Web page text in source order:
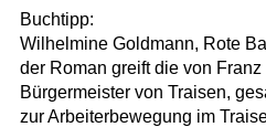
Buchtipp:
Wilhelmine Goldmann, Rote
der Roman greift die von
Bürgermeister von Traisen,
zur Arbeiterbewegung im